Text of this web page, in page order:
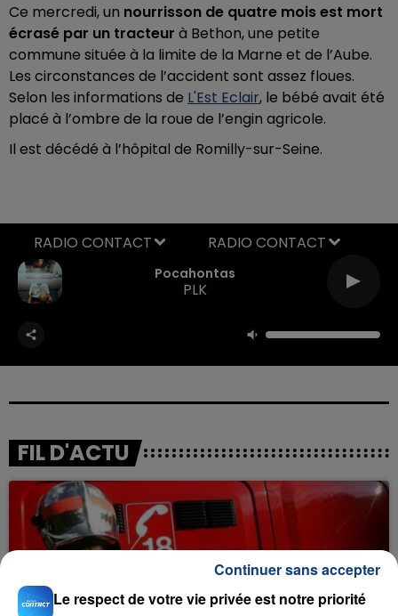
Ce mercredi, un nourrisson de quatre mois est mort
écrasé par un tracteur à Bethon, une petite
commune située à la limite de la Marne et de l’Aube.
Les circonstances de l’accident sont assez floues.
Selon les informations de L'Est Eclair, le bébé avait été
placé à l’ombre de la roue de l’engin agricole.
Il est décédé à l’hôpital de Romilly-sur-Seine.
Pocahontas
PLK
RADIO CONTACT
FIL D'ACTU
Le respect de votre vie privée est notre priorité
Continuer sans accepter